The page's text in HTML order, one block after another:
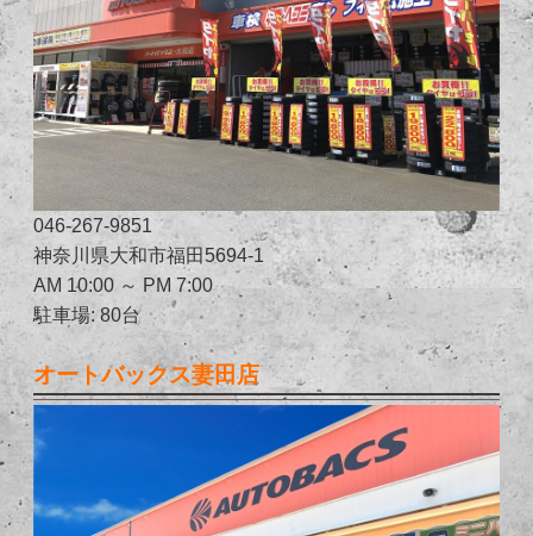
046-267-9851
神奈川県大和市福田5694-1
AM 10:00 ～ PM 7:00
駐車場: 80台
オートバックス妻田店